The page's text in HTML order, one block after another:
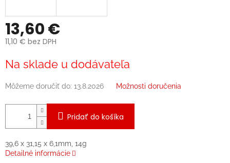
13,60 €
11,10 € bez DPH
cena:
Na sklade u dodávateľa
Môžeme doručiť do: 13.8.2026 Možnosti doručenia
Pridať do košíka
39,6 x 31,15 x 6,1mm, 14g
Detailné informácie